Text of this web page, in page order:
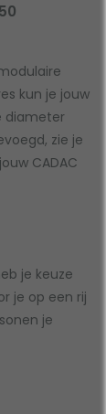
kun je jouw
diameter
zie je
CADAC
je keuze
je op een rij
je